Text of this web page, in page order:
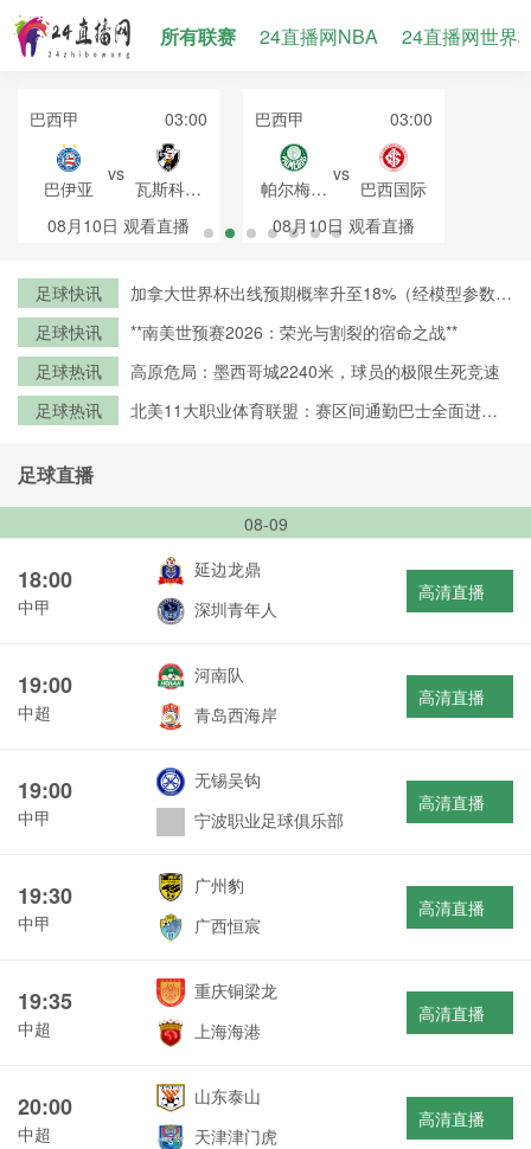
所有联赛 24直播网NBA 24直播网世界
巴西甲 03:00
巴伊亚
vs
瓦斯科达
伽马
08月10日 观看直播
巴西甲 03:00
帕尔梅拉
斯
vs
巴西国际
08月10日 观看直播
足球快讯
加拿大世界杯出线预期概率升至18%（经模型参数修
足球快讯
**南美世预赛2026：荣光与割裂的宿命之战**
足球热讯
高原危局：墨西哥城2240米，球员的极限生死竞速
足球热讯
北美11大职业体育联盟：赛区间通勤巴士全面进入
足球直播
08-09
18:00
中甲
延边龙鼎
深圳青年人
高清直播
19:00
中超
河南队
青岛西海岸
高清直播
19:00
中甲
无锡吴钩
宁波职业足球俱乐部
高清直播
19:30
中甲
广州豹
广西恒宸
高清直播
19:35
中超
重庆铜梁龙
上海海港
高清直播
20:00
中超
山东泰山
天津津门虎
高清直播